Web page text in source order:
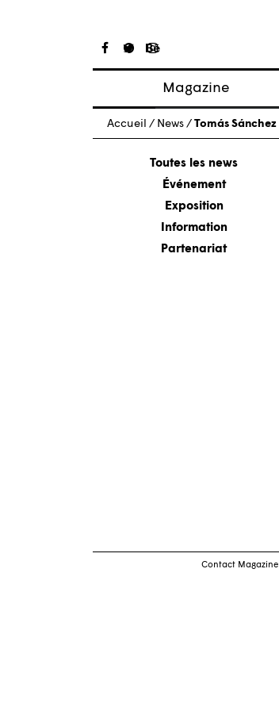
Magazine
Articles
À propos
Numéros
Accueil / News / Tomás Sánchez
Toutes les news
Événement
Exposition
Information
Partenariat
Contact Magazine